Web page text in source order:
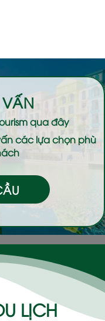
qua đây
các lựa chọn phù
LỊCH